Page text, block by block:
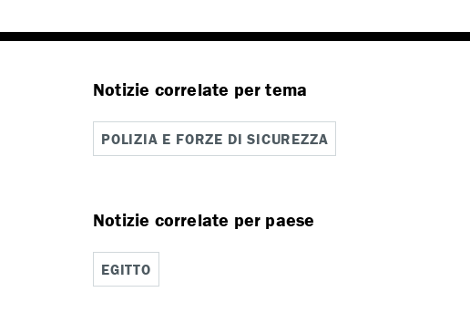
Notizie correlate per tema
POLIZIA E FORZE DI SICUREZZA
Notizie correlate per paese
EGITTO